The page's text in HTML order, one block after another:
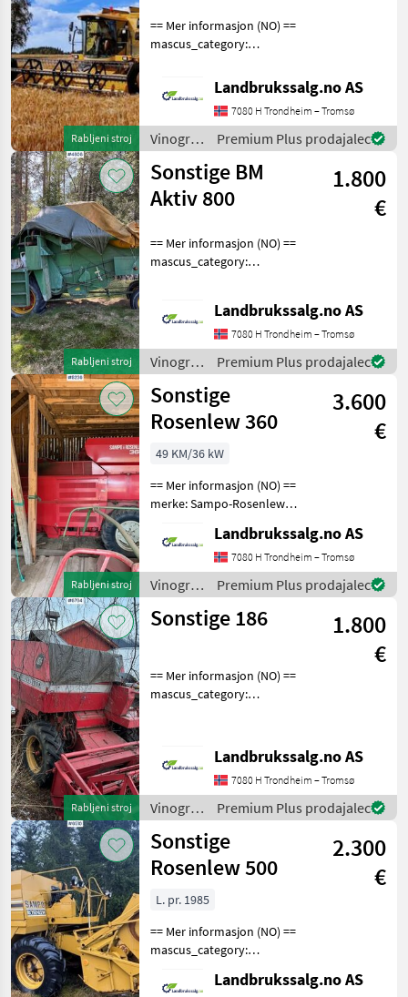
Rabljeni stroj
== Mer informasjon (NO) ==
mascus_category:
provide reference number
upon request: 5439 See
en.landbrukssalg.no/5439
for more images Beskriv
Landbrukssalg.no AS
7080 H Trondheim – Tromsø
Vinogradništvo
/
Sonstige
Premium Plus prodajalec
Rabljeni stroj
Sonstige BM
Aktiv 800
1.800
€
== Mer informasjon (NO) ==
mascus_category:
upon request: 4606 See
en.landbrukssalg.no/4606
for more images Descrip
Landbrukssalg.no AS
7080 H Trondheim – Tromsø
Vinogradništvo
/
Sonstige
Premium Plus prodajalec
Rabljeni stroj
Sonstige
Rosenlew 360
3.600
€
49 KM/36 kW
== Mer informasjon (NO) ==
merke: Sampo-Rosenlew
Valmet engine Net weight
approx. 3360 kg Cutting
table 8 feet Height 283 cm
approx.
Landbrukssalg.no AS
7080 H Trondheim – Tromsø
Vinogradništvo
/
Sonstige
Premium Plus prodajalec
Rabljeni stroj
Sonstige 186
1.800
€
== Mer informasjon (NO) ==
mascus_category:
upon request: 6764 See
en.landbrukssalg.no/6764
for more images Specifi
Landbrukssalg.no AS
7080 H Trondheim – Tromsø
Vinogradništvo
/
Sonstige
Premium Plus prodajalec
Sonstige
Rosenlew 500
2.300
€
L. pr. 1985
== Mer informasjon (NO) ==
mascus_category:
provide reference number
Landbrukssalg.no AS